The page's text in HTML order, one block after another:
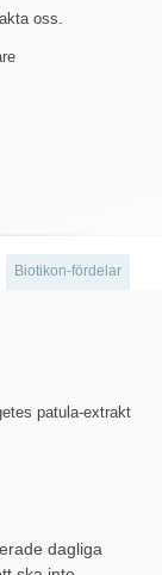
oss.
Biotikon-fördelar
patula-extrakt
dagliga